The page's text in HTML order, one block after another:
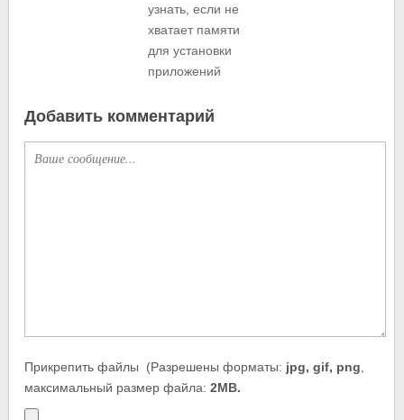
узнать, если не
хватает памяти
для установки
приложений
Добавить комментарий
Прикрепить файлы (Разрешены форматы: jpg, gif, png
максимальный размер файла:2MB.